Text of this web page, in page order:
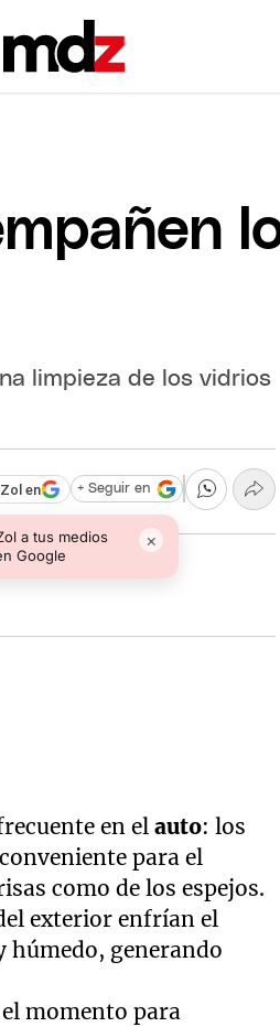
limpieza de los vidrios
en
a tus medios
Google
×
+ Seguir en
en elauto: los
para el
como de los espejos.
exterior enfrían el
húmedo, generando
momento para